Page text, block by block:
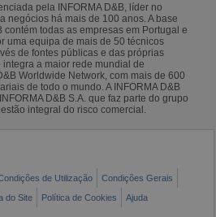
pela INFORMA D&B, líder no
negócios há mais de 100 anos. A base
contém todas as empresas em Portugal e
uma equipa de mais de 50 técnicos
de fontes públicas e das próprias
a maior rede mundial de
Worldwide Network, com mais de 600
de todo o mundo. A INFORMA D&B
D&B S.A. que faz parte do grupo
integral do risco comercial.
de Utilização
Condições Gerais
do Site Política de Cookies Ajuda